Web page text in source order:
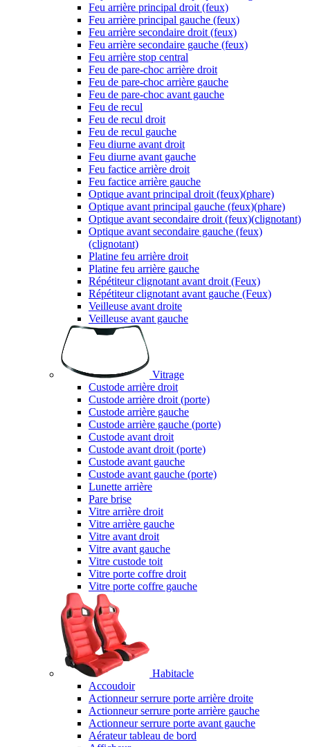
Feu arrière principal droit (feux)
Feu arrière principal gauche (feux)
Feu arrière secondaire droit (feux)
Feu arrière secondaire gauche (feux)
Feu arrière stop central
Feu de pare-choc arrière droit
Feu de pare-choc arrière gauche
Feu de pare-choc avant gauche
Feu de recul
Feu de recul droit
Feu de recul gauche
Feu diurne avant droit
Feu diurne avant gauche
Feu factice arrière droit
Feu factice arrière gauche
Optique avant principal droit (feux)(phare)
Optique avant principal gauche (feux)(phare)
Optique avant secondaire droit (feux)(clignotant)
Optique avant secondaire gauche (feux)
(clignotant)
Platine feu arrière droit
Platine feu arrière gauche
Répétiteur clignotant avant droit (Feux)
Répétiteur clignotant avant gauche (Feux)
Veilleuse avant droite
Veilleuse avant gauche
Vitrage
Custode arrière droit
Custode arrière droit (porte)
Custode arrière gauche
Custode arrière gauche (porte)
Custode avant droit
Custode avant droit (porte)
Custode avant gauche
Custode avant gauche (porte)
Lunette arrière
Pare brise
Vitre arrière droit
Vitre arrière gauche
Vitre avant droit
Vitre avant gauche
Vitre custode toit
Vitre porte coffre droit
Vitre porte coffre gauche
Habitacle
Accoudoir
Actionneur serrure porte arrière droite
Actionneur serrure porte arrière gauche
Actionneur serrure porte avant gauche
Aérateur tableau de bord